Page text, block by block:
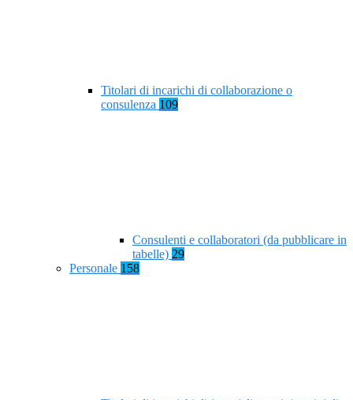
Titolari di incarichi di collaborazione o
consulenza 109
Consulenti e collaboratori (da pubblicare in
tabelle) 29
Personale 158